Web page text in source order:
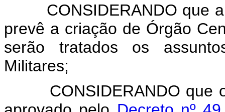
CONSIDERANDO que a
prevê a criação de Órgão
serão tratados os
Militares;
CONSIDERANDO que o